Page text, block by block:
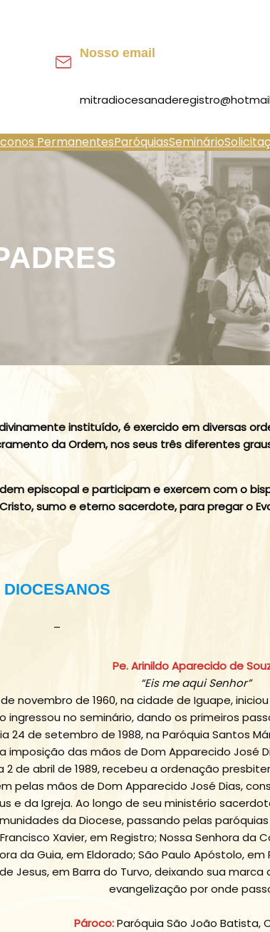
Nosso email
PermanentesParóquiasSeminário
instituído, é exercido em diversas
da Ordem, nos seus três diferentes
episcopal e participam e exercem com o
sumo e eterno sacerdote, para pregar o
DIOCESANOS
–
Pe. Arinildo Aparecido de
“Eis me aqui Senhor”
novembro de 1960, na cidade de Iguape,
ingressou no seminário, dando os primeiros
24 de setembro de 1988, na Paróquia Santos
imposição das mãos de Dom Apparecido José
2 de abril de 1989, recebeu a ordenação
pelas mãos de Dom Apparecido José Dias,
e da Igreja. Ao longo de seu ministério
da Diocese, passando pelas
Xavier, em Registro; Nossa Senhora da
da Guia, em Eldorado; São Paulo Apóstolo,
Jesus, em Barra do Turvo, deixando sua
evangelização por onde
Pároco:Paróquia São João Batista,